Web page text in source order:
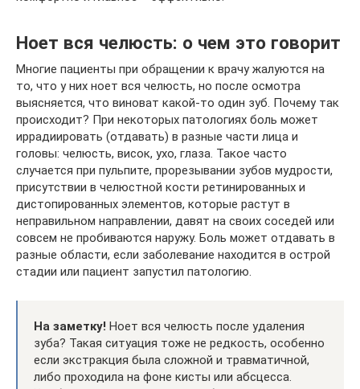
Ноет вся челюсть: о чем это говорит
Многие пациенты при обращении к врачу жалуются на
то, что у них ноет вся челюсть, но после осмотра
выясняется, что виноват какой-то один зуб. Почему так
происходит? При некоторых патологиях боль может
иррадиировать (отдавать) в разные части лица и
головы: челюсть, висок, ухо, глаза. Такое часто
случается при пульпите, прорезывании зубов мудрости,
присутствии в челюстной кости ретинированных и
дистопированных элементов, которые растут в
неправильном направлении, давят на своих соседей или
совсем не пробиваются наружу. Боль может отдавать в
разные области, если заболевание находится в острой
стадии или пациент запустил патологию.
На заметку! Ноет вся челюсть после удаления
зуба? Такая ситуация тоже не редкость, особенно
если экстракция была сложной и травматичной,
либо проходила на фоне кисты или абсцесса.